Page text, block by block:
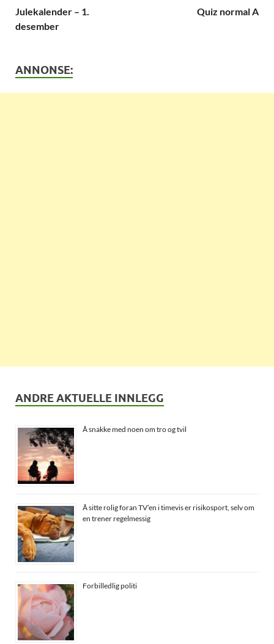
Julekalender – 1.
desember
Quiz normal A
ANNONSE:
ANDRE AKTUELLE INNLEGG
Å snakke med noen om tro og tvil
Å sitte rolig foran TV’en i timevis er risikosport, selv om
en trener regelmessig
Forbilledlig politi